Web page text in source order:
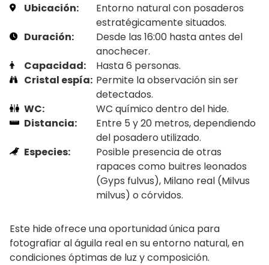
Ubicación:
Entorno natural con posaderos
estratégicamente situados.
Duración:
Desde las 16:00 hasta antes del
anochecer.
Capacidad:
Hasta 6 personas.
Cristal espía: Permite la observación sin ser
detectados.
WC:
WC químico dentro del hide.
Distancia:
Entre 5 y 20 metros, dependiendo
del posadero utilizado.
Especies:
Posible presencia de otras
rapaces como buitres leonados
(Gyps fulvus), Milano real (Milvus
milvus) o córvidos.
Este hide ofrece una oportunidad única para
fotografiar al águila real en su entorno natural, en
condiciones óptimas de luz y composición.